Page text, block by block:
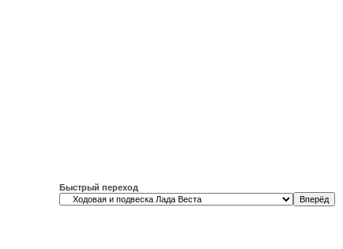
Быстрый переход